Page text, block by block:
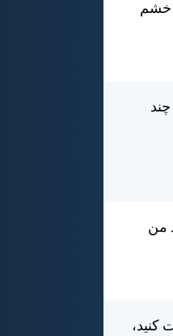
خشم
من
كنيد،